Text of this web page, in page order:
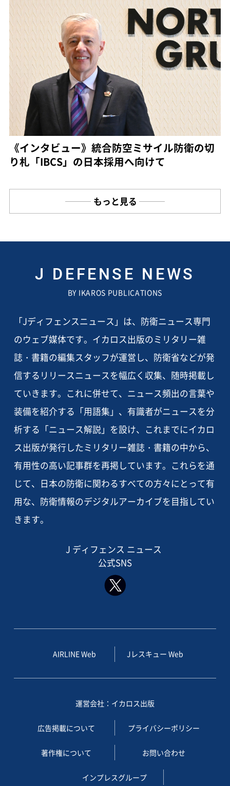
《インタビュー》統合防空ミサイル防衛の切
り札「IBCS」の日本採用へ向けて
もっと見る
J DEFENSE NEWS
BY IKAROS PUBLICATIONS
「Jディフェンスニュース」は、防衛ニュース専門
のウェブ媒体です。イカロス出版のミリタリー雑
誌・書籍の編集スタッフが運営し、防衛省などが発
信するリリースニュースを幅広く収集、随時掲載し
ていきます。これに併せて、ニュース頻出の言葉や
装備を紹介する「用語集」、有識者がニュースを分
析する「ニュース解説」を設け、これまでにイカロ
ス出版が発行したミリタリー雑誌・書籍の中から、
有用性の高い記事群を再掲しています。これらを通
じて、日本の防衛に関わるすべての方々にとって有
用な、防衛情報のデジタルアーカイブを目指してい
きます。
J ディフェンス ニュース
公式SNS
AIRLINE Web Jレスキュー Web
運営会社：イカロス出版
広告掲載について プライバシーポリシー
著作権について お問い合わせ
インプレスグループ